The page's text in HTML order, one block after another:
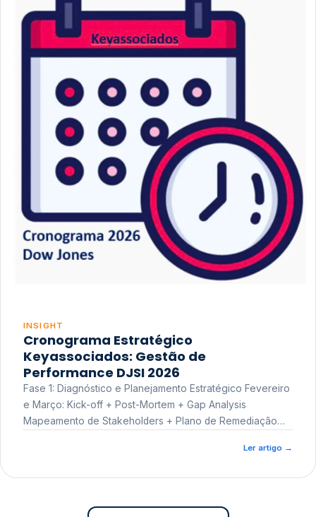
INSIGHT
Cronograma Estratégico
Keyassociados: Gestão de
Performance DJSI 2026
Fase 1: Diagnóstico e Planejamento Estratégico Fevereiro
e Março: Kick-off + Post-Mortem + Gap Analysis
Mapeamento de Stakeholders + Plano de Remediação
Ler artigo →